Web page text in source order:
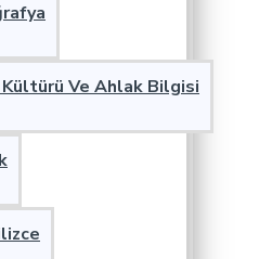
Kültürü Ve Ahlak Bilgisi